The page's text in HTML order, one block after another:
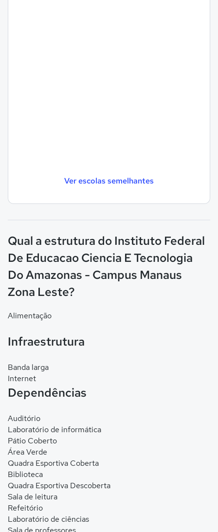
Ver escolas semelhantes
Qual a estrutura do Instituto Federal
De Educacao Ciencia E Tecnologia
Do Amazonas - Campus Manaus
Zona Leste?
Alimentação
Infraestrutura
Banda larga
Internet
Dependências
Auditório
Laboratório de informática
Pátio Coberto
Área Verde
Quadra Esportiva Coberta
Biblioteca
Quadra Esportiva Descoberta
Sala de leitura
Refeitório
Laboratório de ciências